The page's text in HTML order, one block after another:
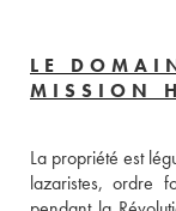
LE
MISSION
La propriété est
lazaristes, ordre